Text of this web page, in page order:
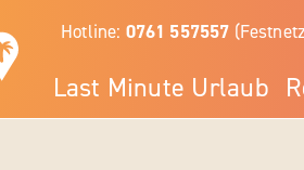
Hotline: 0761 557557
Last Minute Urlaub